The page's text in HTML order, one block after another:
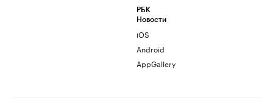
РБК
Новости
iOS
Android
AppGallery